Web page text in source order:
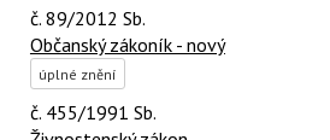
č. 89/2012 Sb.
Občanský zákoník - nový
úplné znění
č. 455/1991 Sb.